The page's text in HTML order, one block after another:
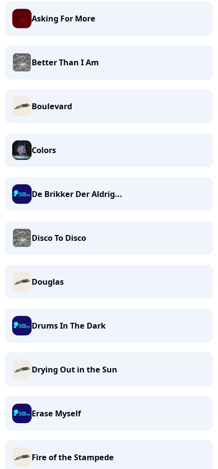
Asking For More
Better Than I Am
Boulevard
Colors
De Brikker Der Aldrig...
Disco To Disco
Douglas
Drums In The Dark
Drying Out in the Sun
Erase Myself
Fire of the Stampede